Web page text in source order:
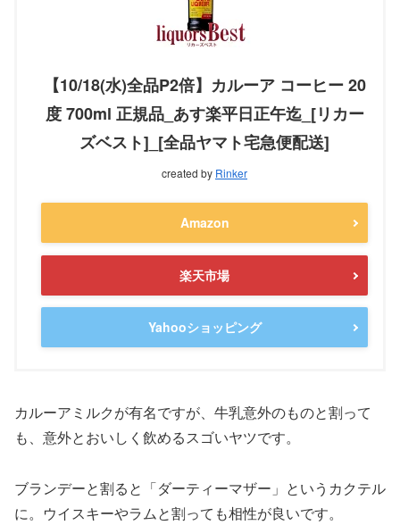
【10/18(水)全品P2倍】カルーア コーヒー 20
度 700ml 正規品_あす楽平日正午迄_[リカー
ズベスト]_[全品ヤマト宅急便配送]
created by Rinker
Amazon
楽天市場
Yahooショッピング
カルーアミルクが有名ですが、牛乳意外のものと割って
も、意外とおいしく飲めるスゴいヤツです。
ブランデーと割ると「ダーティーマザー」というカクテル
に。ウイスキーやラムと割っても相性が良いです。